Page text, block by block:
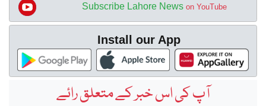
Subscribe Lahore News on YouTube
Install our App
آپ کی اس خبر کے متعلق رائے